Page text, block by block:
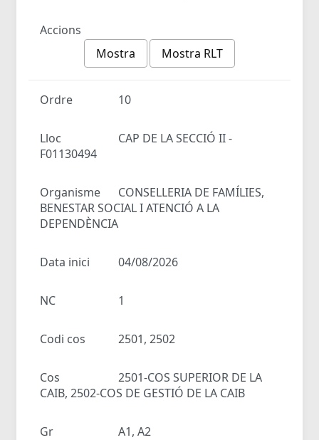
Accions
Mostra
Mostra RLT
Ordre 10
Lloc
CAP DE LA SECCIÓ II -
F01130494
Organisme
CONSELLERIA DE FAMÍLIES,
BENESTAR SOCIAL I ATENCIÓ A LA
DEPENDÈNCIA
Data inici 04/08/2026
NC 1
Codi cos 2501, 2502
Cos
2501-COS SUPERIOR DE LA
CAIB, 2502-COS DE GESTIÓ DE LA CAIB
Gr A1, A2